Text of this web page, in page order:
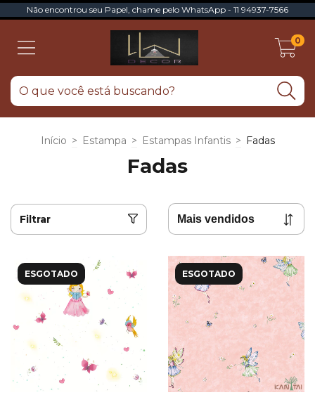
Não encontrou seu Papel, chame pelo WhatsApp - 11 94937-7566
0
Início > Estampa > Estampas Infantis > Fadas
Fadas
Filtrar
ESGOTADO ESGOTADO